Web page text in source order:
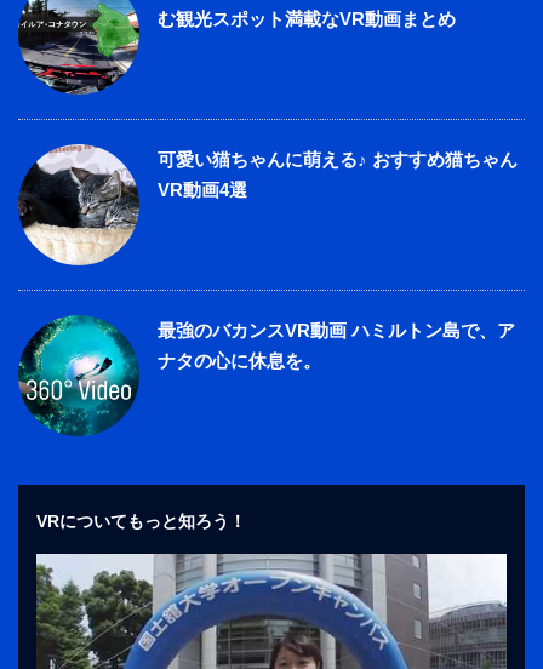
む観光スポット満載なVR動画まとめ
可愛い猫ちゃんに萌える♪ おすすめ猫ちゃん
VR動画4選
最強のバカンスVR動画 ハミルトン島で、ア
ナタの心に休息を。
VRについてもっと知ろう！